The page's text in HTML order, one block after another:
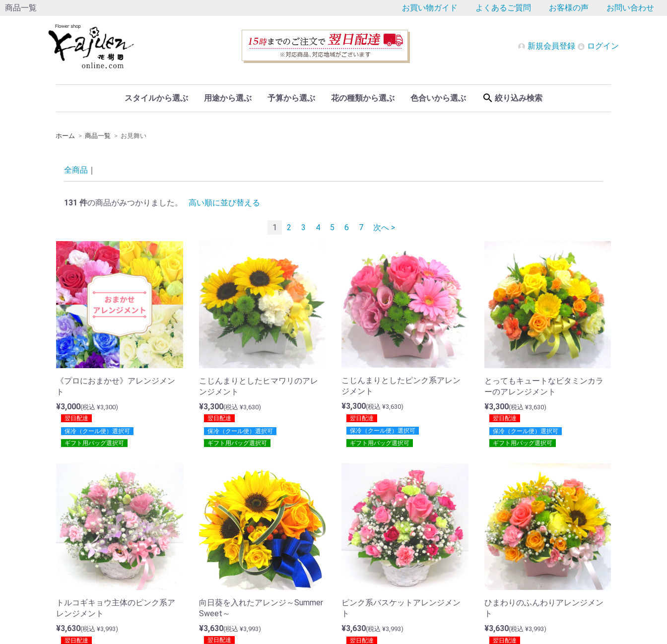
商品一覧 お買い物ガイド よくあるご質問 お客様の声 お問い合わせ
新規会員登録 ログイン
スタイルから選ぶ 用途から選ぶ 予算から選ぶ 花の種類から選ぶ 色合いから選ぶ 絞り込み検索
ホーム 商品一覧 お見舞い
全商品
131 件の商品がみつかりました。 高い順に並び替える
1 2 3 4 5 6 7 次へ >
《プロにおまかせ》アレンジメン
ト
¥3,000(税込 ¥3,300)
翌日配達
保冷（クール便）選択可
ギフト用バッグ選択可
こじんまりとしたヒマワリのアレ
ンジメント
¥3,300(税込 ¥3,630)
翌日配達
保冷（クール便）選択可
ギフト用バッグ選択可
こじんまりとしたピンク系アレン
ジメント
¥3,300(税込 ¥3,630)
翌日配達
保冷（クール便）選択可
ギフト用バッグ選択可
とってもキュートなビタミンカラ
ーのアレンジメント
¥3,300(税込 ¥3,630)
翌日配達
保冷（クール便）選択可
ギフト用バッグ選択可
トルコギキョウ主体のピンク系ア
レンジメント
¥3,630(税込 ¥3,993)
翌日配達
向日葵を入れたアレンジ～Summer
Sweet～
¥3,630(税込 ¥3,993)
翌日配達
ピンク系バスケットアレンジメン
ト
¥3,630(税込 ¥3,993)
翌日配達
ひまわりのふんわりアレンジメン
ト
¥3,630(税込 ¥3,993)
翌日配達